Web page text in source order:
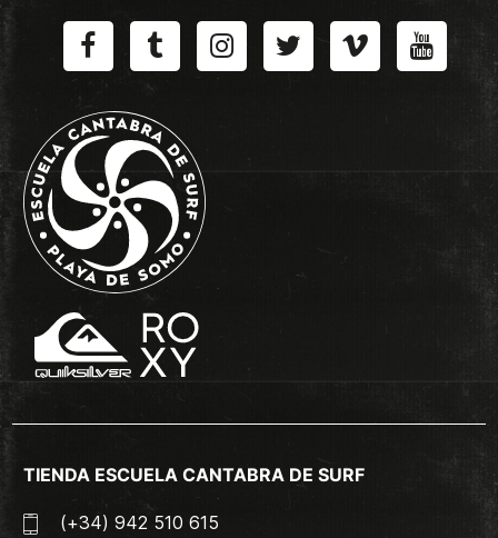
TIENDA ESCUELA CANTABRA DE SURF
(+34) 942 510 615